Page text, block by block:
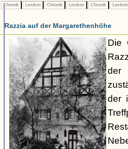
Chronik Lexikon Chronik Lexikon Chronik Lexikon
Razzia auf der Margarethenhöhe
Die
der
der